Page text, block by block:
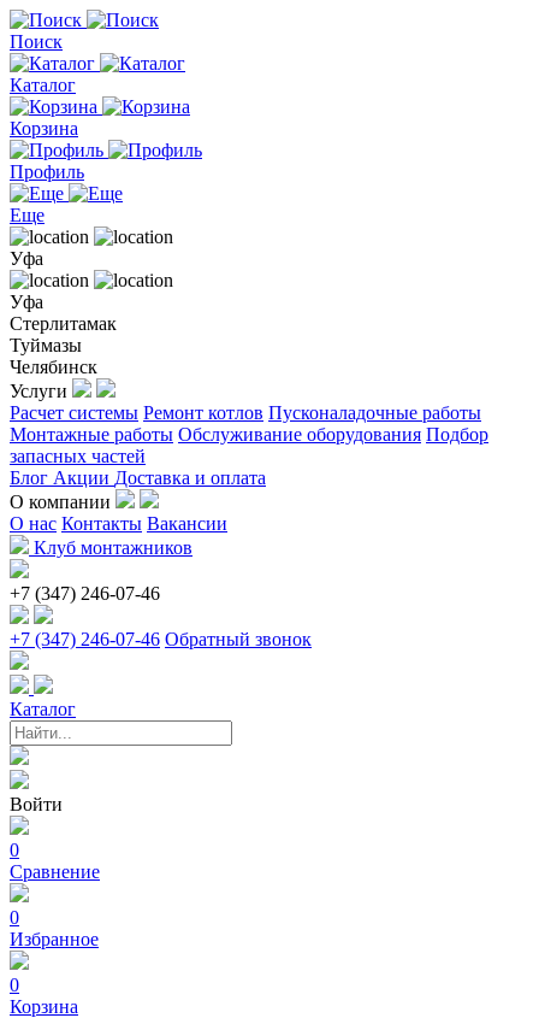
Поиск
Каталог
Корзина
Профиль
Еще
Уфа
Уфа
Стерлитамак
Туймазы
Челябинск
Услуги
Расчет системы Ремонт котлов Пусконаладочные работы
Монтажные работы Обслуживание оборудования Подбор
запасных частей
Блог Акции Доставка и оплата
О компании
О нас Контакты Вакансии
Клуб монтажников
+7 (347) 246-07-46
+7 (347) 246-07-46 Обратный звонок
Каталог
Войти
0
Сравнение
0
Избранное
0
Корзина